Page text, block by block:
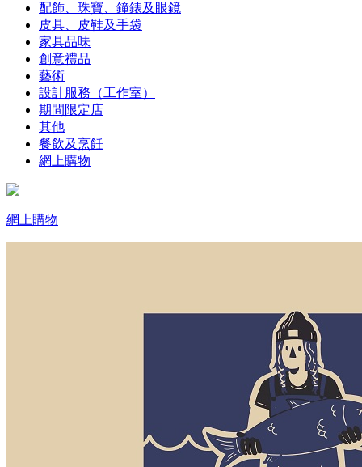
配飾、珠寶、鐘錶及眼鏡
皮具、皮鞋及手袋
家具品味
創意禮品
藝術
設計服務（工作室）
期間限定店
其他
餐飲及烹飪
網上購物
網上購物